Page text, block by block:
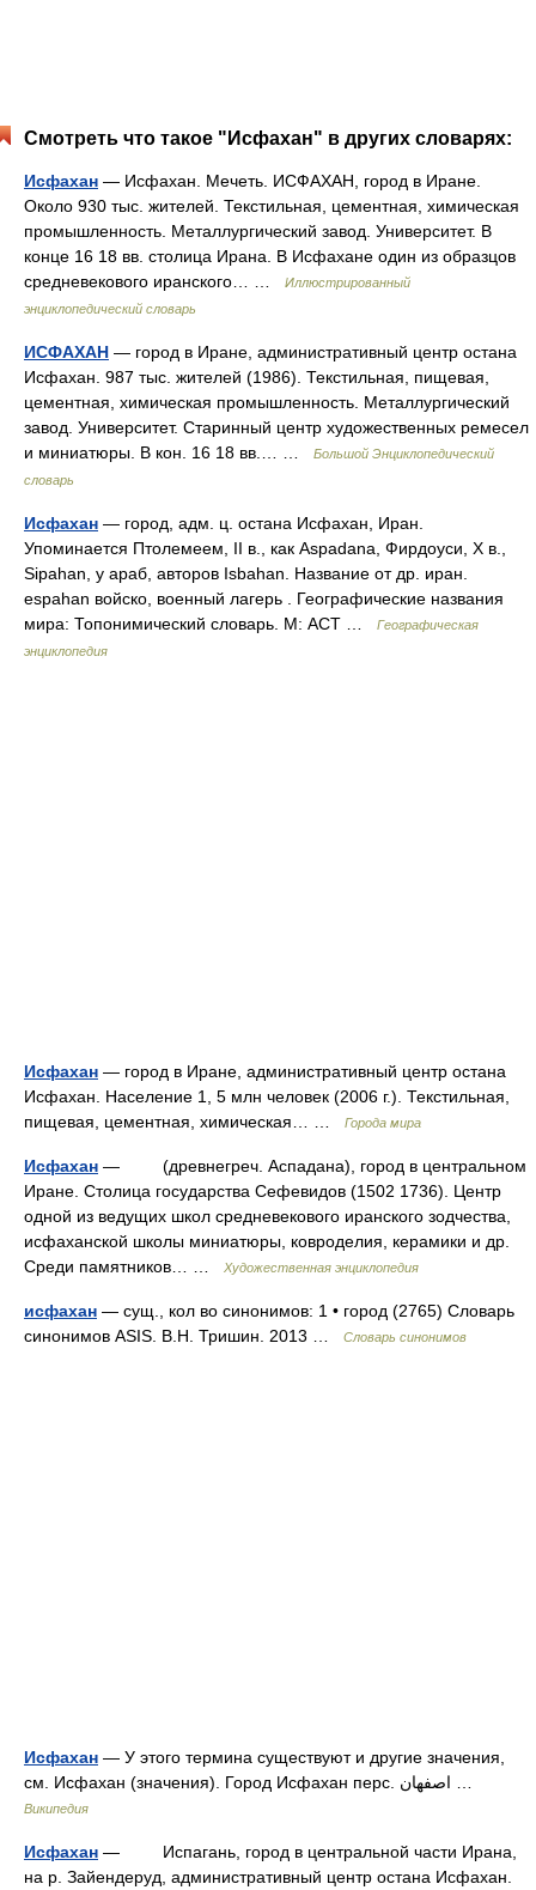
Смотреть что такое "Исфахан" в других словарях:
Исфахан — Исфахан. Мечеть. ИСФАХАН, город в Иране.
Около 930 тыс. жителей. Текстильная, цементная, химическая
промышленность. Металлургический завод. Университет. В
конце 16 18 вв. столица Ирана. В Исфахане один из образцов
средневекового иранского… …
Иллюстрированный
энциклопедический словарь
ИСФАХАН — город в Иране, административный центр остана
Исфахан. 987 тыс. жителей (1986). Текстильная, пищевая,
цементная, химическая промышленность. Металлургический
завод. Университет. Старинный центр художественных ремесел
и миниатюры. В кон. 16 18 вв.… …
Большой Энциклопедический
словарь
Исфахан — город, адм. ц. остана Исфахан, Иран.
Упоминается Птолемеем, II в., как Aspadana, Фирдоуси, X в.,
Sipahan, у араб, авторов Isbahan. Название от др. иран.
espahan войско, военный лагерь . Географические названия
мира: Топонимический словарь. М: АСТ …
Географическая
энциклопедия
Исфахан — город в Иране, административный центр остана
Исфахан. Население 1, 5 млн человек (2006 г.). Текстильная,
пищевая, цементная, химическая… …
Города мира
Исфахан — (древнегреч. Аспадана), город в центральном
Иране. Столица государства Сефевидов (1502 1736). Центр
одной из ведущих школ средневекового иранского зодчества,
исфаханской школы миниатюры, ковроделия, керамики и др.
Среди памятников… …
Художественная энциклопедия
исфахан — сущ., кол во синонимов: 1 • город (2765) Словарь
синонимов ASIS. В.Н. Тришин. 2013 …
Словарь синонимов
Исфахан — У этого термина существуют и другие значения,
Википедия
Исфахан — Испагань, город в центральной части Ирана,
на р. Зайендеруд, административный центр остана Исфахан.